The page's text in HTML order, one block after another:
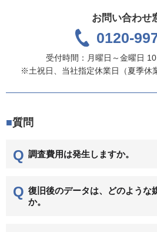
お問い合わせ
0120-
受付時間：月曜日～金曜日
※土祝日、当社指定休業日（夏季休
質問
調査費用は発生しますか。
復旧後のデータは、どのような
か。